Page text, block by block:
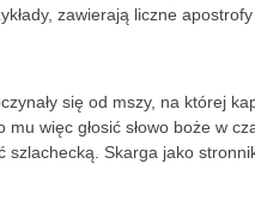
zawierają liczne
się od mszy, na której
mu więc głosić słowo boże w
szlachecką. Skarga jako